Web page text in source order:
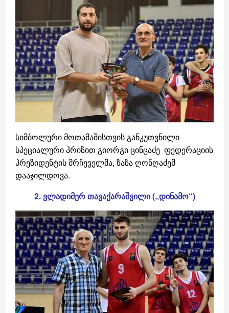
სიმბოლური მოთამაშისთვის განკუთვნილი
სპეციალური პრიზით გიორგი ცინცაძე ფედერაციის
პრეზიდენტის მრჩეველმა, ზაზა ღონღაძემ
დააჯილდოვა.
2. ვლადიმერთავაქარაშვილი(„დინამო“)